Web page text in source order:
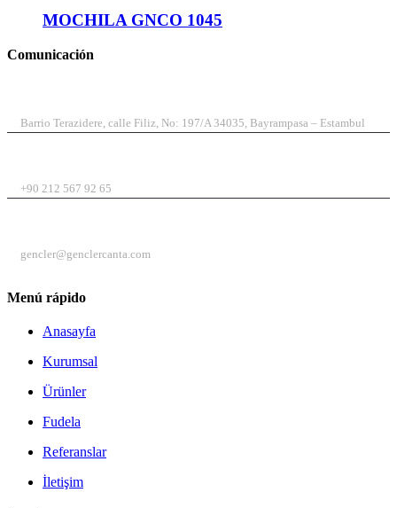
MOCHILA GNCO 1045
Comunicación
Barrio Terazidere, calle Filiz, No: 197/A 34035, Bayrampasa – Estambul
+90 212 567 92 65
gencler@genclercanta.com
Menú rápido
Anasayfa
Kurumsal
Ürünler
Fudela
Referanslar
İletişim